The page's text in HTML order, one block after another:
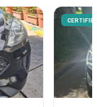
CERTIFIÉE